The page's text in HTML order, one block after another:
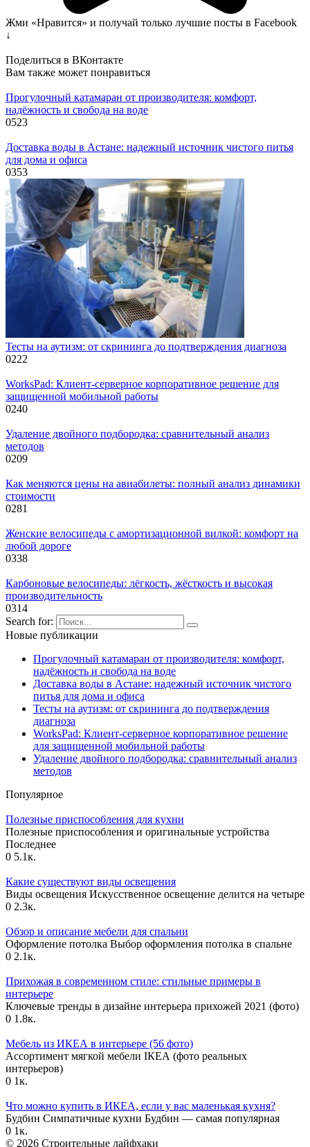
Жми «Нравится» и получай только лучшие посты в Facebook
↓
Поделиться в ВКонтакте
Вам также может понравиться
Прогулочный катамаран от производителя: комфорт,
надёжность и свобода на воде
0523
Доставка воды в Астане: надежный источник чистого питья
для дома и офиса
0353
Тесты на аутизм: от скрининга до подтверждения диагноза
0222
WorksPad: Клиент-серверное корпоративное решение для
защищенной мобильной работы
0240
Удаление двойного подбородка: сравнительный анализ
методов
0209
Как меняются цены на авиабилеты: полный анализ динамики
стоимости
0281
Женские велосипеды с амортизационной вилкой: комфорт на
любой дороге
0338
Карбоновые велосипеды: лёгкость, жёсткость и высокая
производительность
0314
Search for:
Новые публикации
Прогулочный катамаран от производителя: комфорт,
надёжность и свобода на воде
Доставка воды в Астане: надежный источник чистого
питья для дома и офиса
Тесты на аутизм: от скрининга до подтверждения
диагноза
WorksPad: Клиент-серверное корпоративное решение
для защищенной мобильной работы
Удаление двойного подбородка: сравнительный анализ
методов
Популярное
Полезные приспособления для кухни
Полезные приспособления и оригинальные устройства
Последнее
0 5.1к.
Какие существуют виды освещения
Виды освещения Искусственное освещение делится на четыре
0 2.3к.
Обзор и описание мебели для спальни
Оформление потолка Выбор оформления потолка в спальне
0 2.1к.
Прихожая в современном стиле: стильные примеры в
интерьере
Ключевые тренды в дизайне интерьера прихожей 2021 (фото)
0 1.8к.
Мебель из ИКЕА в интерьере (56 фото)
Ассортимент мягкой мебели IКЕА (фото реальных
интерьеров)
0 1к.
Что можно купить в ИКЕА, если у вас маленькая кухня?
Будбин Симпатичные кухни Будбин — самая популярная
0 1к.
© 2026 Строительные лайфхаки